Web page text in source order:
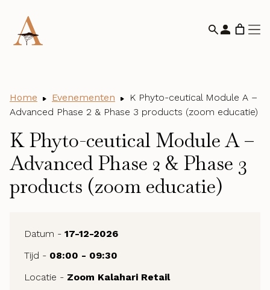
Home Evenementen
K Phyto-ceutical Module A –
Advanced Phase 2 & Phase 3 products (zoom educatie)
K Phyto-ceutical Module A –
Advanced Phase 2 & Phase 3
products (zoom educatie)
Datum - 17-12-2026
Tijd - 08:00 - 09:30
Locatie - Zoom Kalahari Retail